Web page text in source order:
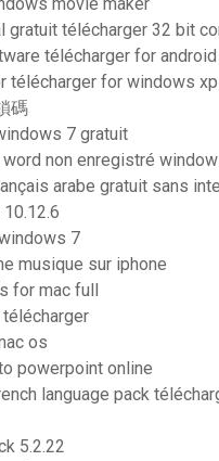
gratuit télécharger 32 bit
télécharger for android
télécharger for windows xp
碼
7 gratuit
non enregistré
arabe gratuit sans
7
musique sur iphone
for mac full
os
powerpoint online
language pack
5.2.22